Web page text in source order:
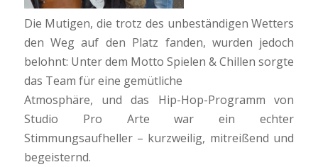
Die Mutigen, die trotz des unbeständigen Wetters
den Weg auf den Platz fanden, wurden jedoch
belohnt: Unter dem Motto Spielen & Chillen sorgte
das Team für eine gemütliche
Atmosphäre, und das Hip-Hop-Programm von
Studio Pro Arte war ein echter
Stimmungsaufheller – kurzweilig, mitreißend und
begeisternd.